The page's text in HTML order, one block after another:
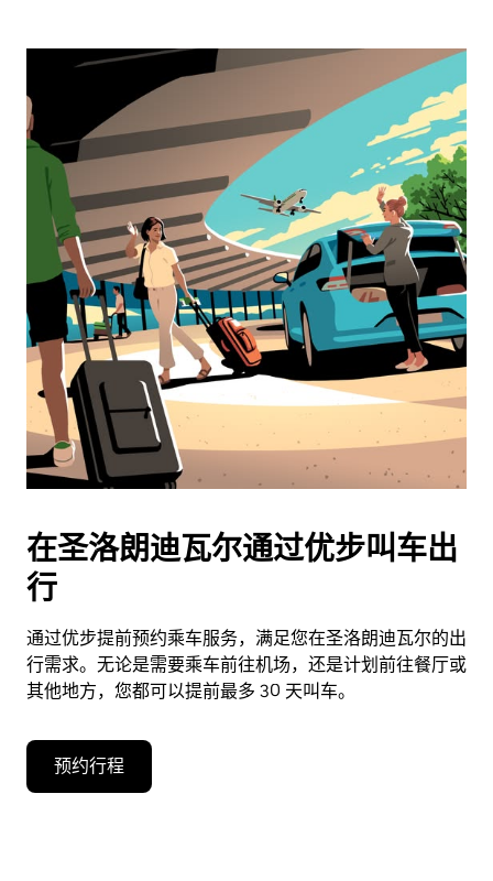
在圣洛朗迪瓦尔通过优步叫车出
行
通过优步提前预约乘车服务，满足您在圣洛朗迪瓦尔的出
行需求。无论是需要乘车前往机场，还是计划前往餐厅或
其他地方，您都可以提前最多 30 天叫车。
预约行程